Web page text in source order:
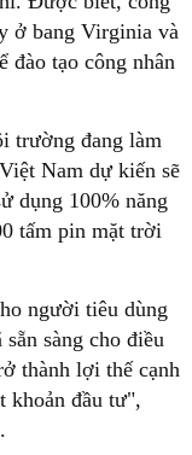
ở bang Virginia và
đào tạo công nhân
trường đang làm
Nam dự kiến sẽ
dụng 100% năng
tấm pin mặt trời
người tiêu dùng
sàng cho điều
thành lợi thế cạnh
khoản đầu tư",